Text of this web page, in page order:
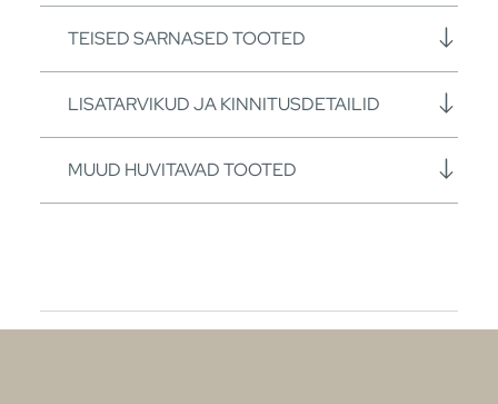
TEISED SARNASED TOOTED
LISATARVIKUD JA KINNITUSDETAILID
MUUD HUVITAVAD TOOTED